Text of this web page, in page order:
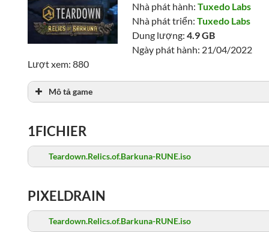
Nhà phát hành:Tuxedo Labs
Nhà phát triển:Tuxedo Labs
Dung lượng:4.9 GB
Ngày phát hành: 21/04/2022
Lượt xem: 880
Mô tả game
1FICHIER
Teardown.Relics.of.Barkuna-RUNE.iso
PIXELDRAIN
Teardown.Relics.of.Barkuna-RUNE.iso